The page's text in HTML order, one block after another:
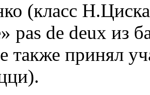
(класс
pas de deux из
также принял